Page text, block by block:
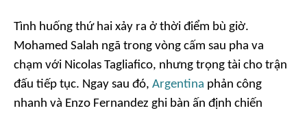
Tình huống thứ hai xảy ra ở thời điểm bù giờ.
Mohamed Salah ngã trong vòng cấm sau pha va
chạm với Nicolas Tagliafico, nhưng trọng tài cho trận
đấu tiếp tục. Ngay sau đó, Argentina phản công
nhanh và Enzo Fernandez ghi bàn ấn định chiến